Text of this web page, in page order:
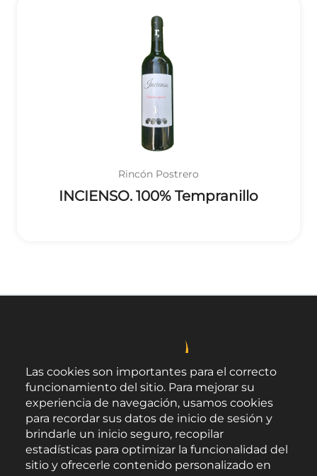
Rincón Postrero
INCIENSO. 100% Tempranillo
Las cookies son importantes para el correcto
funcionamiento del sitio. Para mejorar su
experiencia de navegación, usamos cookies
para recordar sus datos de inicio de sesión y
brindarle un inicio seguro, recopilar
estadísticas para optimizar la funcionalidad del
sitio y ofrecerle contenido personalizado en